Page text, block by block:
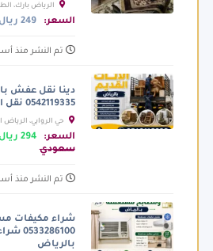
الرياض بارك،
الفرعي،
السعر: 249 ريال سعودي
تم النشر منذ
دينا نقل عفش
0542119335 نقل اثاث داخل الرياض
السعر: 294 ريال سعودي
سعودي
تم النشر منذ
شراء مكيفات
بالرياض